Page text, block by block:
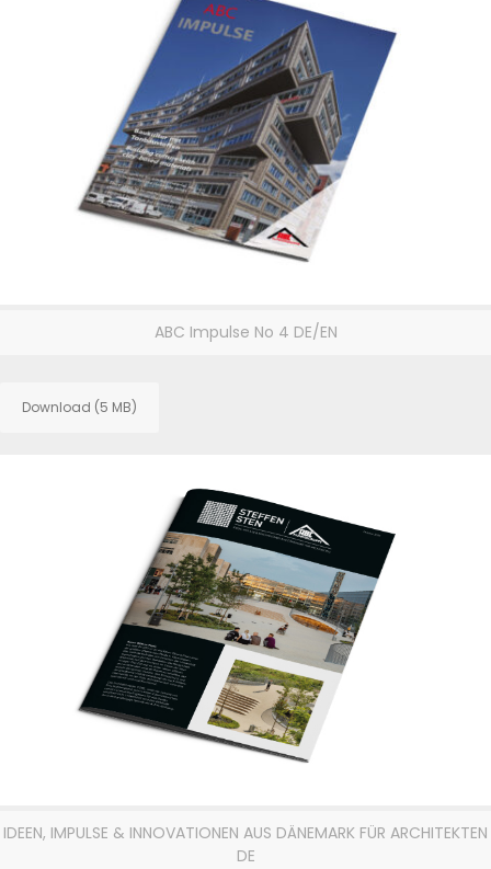
ABC Impulse No 4 DE/EN
Download (5 MB)
IDEEN, IMPULSE & INNOVATIONEN AUS DÄNEMARK FÜR ARCHITEKTEN
DE